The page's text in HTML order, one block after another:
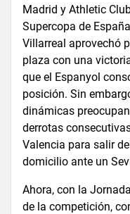
Madrid y Athletic
Supercopa de
Villarreal aprovechó
plaza con una
que el Espanyol
posición. Sin
dinámicas
derrotas
Valencia para salir
domicilio ante un
Ahora, con la
de la competición,